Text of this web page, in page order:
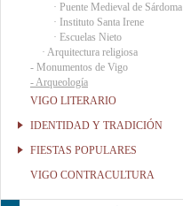
· Puente Medieval de Sárdoma
· Instituto Santa Irene
· Escuelas Nieto
· Arquitectura religiosa
- Monumentos de Vigo
-Arqueología
VIGO LITERARIO
IDENTIDAD Y TRADICIÓN
FIESTAS POPULARES
VIGO CONTRACULTURA